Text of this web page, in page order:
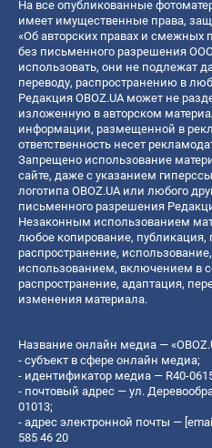
На все опубликованные
имеет имущественные права,
«Об авторских правах и смежных
без письменного разрешения
использовать, они не подлежат
переводу, распространению в
Редакция OBOZ.UA может не
изложенную в авторском
информации, размещенной в
ответственность несет
Запрещено использование
сайте, даже с указанием
логотипа OBOZ.UA или любого
письменного разрешения
Незаконным использованием
любое копирование,
распространение,
использованием, включением в
распространение, адаптация,
изменения материала.
Название онлайн медиа —
- субъект в сфере онлайн медиа;
- идентификатор медиа — R40-
- почтовый адрес — ул.
01013;
- адрес электронной почты —
585 46 20